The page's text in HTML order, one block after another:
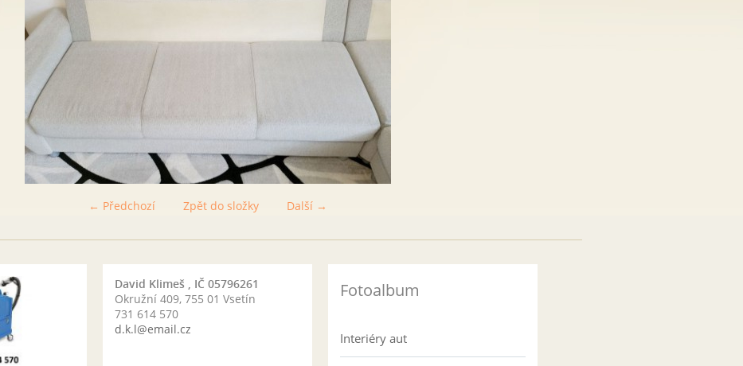
← Předchozí Další →
Zpět do složky
David Klimeš , IČ 05796261
Okružní 409, 755 01 Vsetín
731 614 570
d.k.l@email.cz
Fotoalbum
Interiéry aut